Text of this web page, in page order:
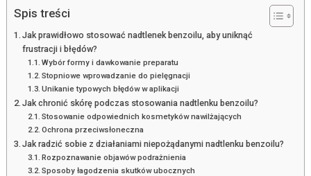
Spis treści
Jak prawidłowo stosować nadtlenek benzoilu, aby uniknąć
frustracji i błędów?
Wybór formy i dawkowanie preparatu
Stopniowe wprowadzanie do pielęgnacji
Unikanie typowych błędów w aplikacji
Jak chronić skórę podczas stosowania nadtlenku benzoilu?
Stosowanie odpowiednich kosmetyków nawilżających
Ochrona przeciwsłoneczna
Jak radzić sobie z działaniami niepożądanymi nadtlenku benzoilu?
Rozpoznawanie objawów podrażnienia
Sposoby łagodzenia skutków ubocznych